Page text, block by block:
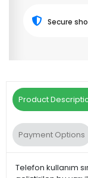
Secure
Product
Payment Options
Telefon kullanım